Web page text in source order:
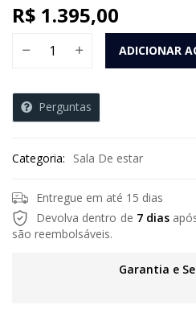
R$ 1.395,00
ADICIONAR
Perguntas
Categoria: Sala De estar
Entregue em até 15 dias
Devolva dentro de 7 dias
são reembolsáveis.
Garantia e